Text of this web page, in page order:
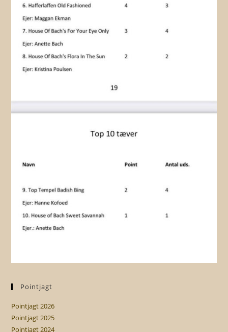
Pointjagt
Pointjagt 2026
Pointjagt 2025
Pointjagt 2024